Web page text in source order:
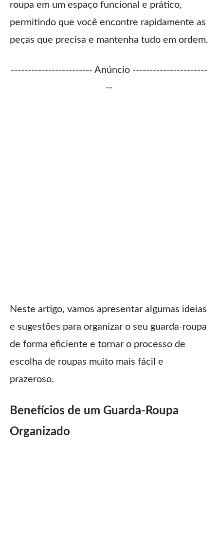
roupa em um espaço funcional e prático,
permitindo que você encontre rapidamente as
peças que precisa e mantenha tudo em ordem.
------------------------ Anúncio ----------------------
--
Neste artigo, vamos apresentar algumas ideias
e sugestões para organizar o seu guarda-roupa
de forma eficiente e tornar o processo de
escolha de roupas muito mais fácil e
prazeroso.
Benefícios de um Guarda-Roupa
Organizado